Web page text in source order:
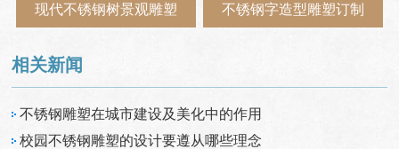
现代不锈钢树景观雕塑 不锈钢字造型雕塑订制
相关新闻
不锈钢雕塑在城市建设及美化中的作用
校园不锈钢雕塑的设计要遵从哪些理念